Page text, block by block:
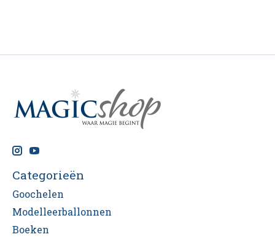
Categorieën
Goochelen
Modelleerballonnen
Boeken